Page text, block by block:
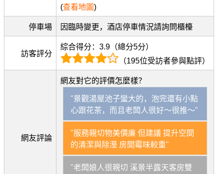
(查看地圖)
停車場 因臨時變更，酒店停車情況請詢問櫃檯
訪客評分
綜合得分：3.9（總分5分）
（195位受訪者參與點評）
網友評論
網友對它的評價怎麼樣？
"景觀湯屋池子蠻大的，泡完還有小點
心跟花茶，而且老闆人很好～很推～"
"服務親切物美價廉 但建議 提升空間
的清潔與除溼 房間霉味較重"
"老闆娘人很親切 溪景半露天客房雙